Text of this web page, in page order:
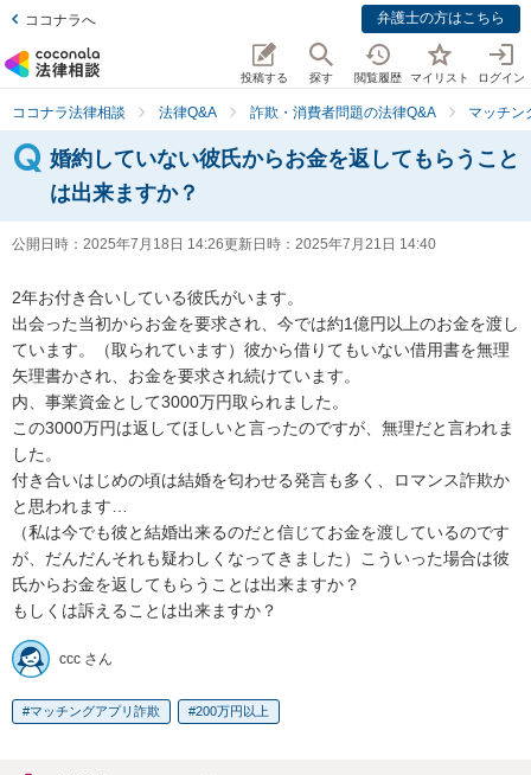
ココナラへ 弁護士の方はこちら
投稿する 探す 閲覧履歴 マイリスト ログイン
ココナラ法律相談 法律Q&A 詐欺・消費者問題の法律Q&A マッチン
婚約していない彼氏からお金を返してもらうこと
は出来ますか？
公開日時： 2025年7月18日 14:26更新日時： 2025年7月21日 14:40
2年お付き合いしている彼氏がいます。
出会った当初からお金を要求され、今では約1億円以上のお金を渡し
ています。（取られています）彼から借りてもいない借用書を無理
矢理書かされ、お金を要求され続けています。
内、事業資金として3000万円取られました。
この3000万円は返してほしいと言ったのですが、無理だと言われま
した。
付き合いはじめの頃は結婚を匂わせる発言も多く、ロマンス詐欺か
と思われます…
（私は今でも彼と結婚出来るのだと信じてお金を渡しているのです
が、だんだんそれも疑わしくなってきました）こういった場合は彼
氏からお金を返してもらうことは出来ますか？
もしくは訴えることは出来ますか？
ccc さん
マッチングアプリ詐欺 200万円以上